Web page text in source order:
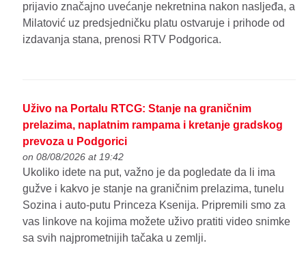
prijavio značajno uvećanje nekretnina nakon nasljeđa, a
Milatović uz predsjedničku platu ostvaruje i prihode od
izdavanja stana, prenosi RTV Podgorica.
Uživo na Portalu RTCG: Stanje na graničnim
prelazima, naplatnim rampama i kretanje gradskog
prevoza u Podgorici
on 08/08/2026 at 19:42
Ukoliko idete na put, važno je da pogledate da li ima
gužve i kakvo je stanje na graničnim prelazima, tunelu
Sozina i auto-putu Princeza Ksenija. Pripremili smo za
vas linkove na kojima možete uživo pratiti video snimke
sa svih najprometnijih tačaka u zemlji.